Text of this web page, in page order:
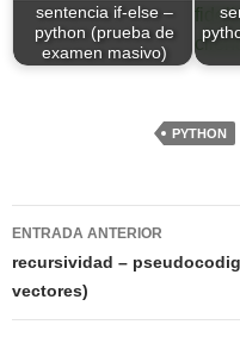
sentencia if-else –
python (prueba de
examen masivo)
PYTHON
Navegación
de
entradas
ENTRADA ANTERIOR
recursividad –
vectores)